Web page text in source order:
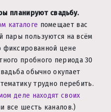
планируют свадьбу.
каталоге помещает вас
пары пользуются на всём
цене
пробного периода 30
обычно окупает
трудно перебить.
деле находят своих
все шесть каналов.)